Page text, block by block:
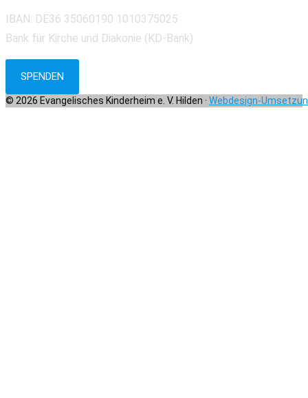
IBAN: DE36 35060190 1010375025
Bank für Kirche und Diakonie (KD-Bank)
SPENDEN
© 2026 Evangelisches Kinderheim e. V. Hilden · Webdesign-